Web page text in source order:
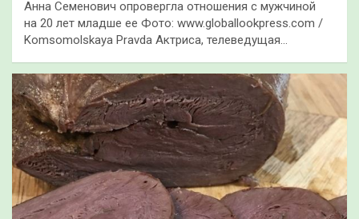
Анна Семенович опровергла отношения с мужчиной
на 20 лет младше ее Фото: www.globallookpress.com /
Komsomolskaya Pravda Актриса, телеведущая…